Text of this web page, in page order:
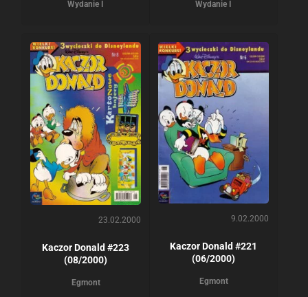
Wydanie I Wydanie I
23.02.2000
Kaczor Donald #223
(08/2000)
Egmont
9.02.2000
Kaczor Donald #221
(06/2000)
Egmont